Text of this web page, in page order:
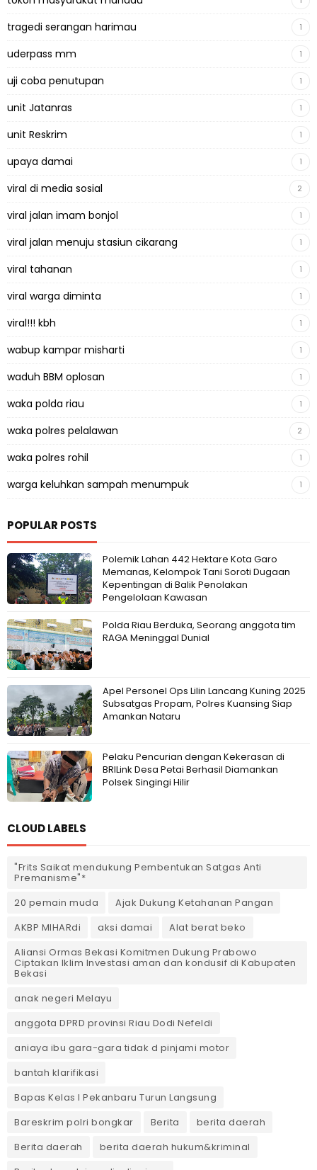
tragedi serangan harimau 1
uderpass mm 1
uji coba penutupan 1
unit Jatanras 1
unit Reskrim 1
upaya damai 1
viral di media sosial 2
viral jalan imam bonjol 1
viral jalan menuju stasiun cikarang 1
viral tahanan 1
viral warga diminta 1
viral!!! kbh 1
wabup kampar misharti 1
waduh BBM oplosan 1
waka polda riau 1
waka polres pelalawan 2
waka polres rohil 1
warga keluhkan sampah menumpuk 1
POPULAR POSTS
Polemik Lahan 442 Hektare Kota Garo
Memanas, Kelompok Tani Soroti Dugaan
Kepentingan di Balik Penolakan
Pengelolaan Kawasan
Polda Riau Berduka, Seorang anggota tim
RAGA Meninggal Dunial
Apel Personel Ops Lilin Lancang Kuning 2025
Subsatgas Propam, Polres Kuansing Siap
Amankan Nataru
Pelaku Pencurian dengan Kekerasan di
BRILink Desa Petai Berhasil Diamankan
Polsek Singingi Hilir
CLOUD LABELS
"Frits Saikat mendukung Pembentukan Satgas Anti
Premanisme"*
20 pemain muda
Ajak Dukung Ketahanan Pangan
AKBP MIHARdi
aksi damai
Alat berat beko
Aliansi Ormas Bekasi Komitmen Dukung Prabowo
Ciptakan Iklim Investasi aman dan kondusif di Kabupaten
Bekasi
anak negeri Melayu
anggota DPRD provinsi Riau Dodi Nefeldi
aniaya ibu gara-gara tidak d pinjami motor
bantah klarifikasi
Bapas Kelas I Pekanbaru Turun Langsung
Bareskrim polri bongkar
Berita
berita daerah
Berita daerah
berita daerah hukum&kriminal